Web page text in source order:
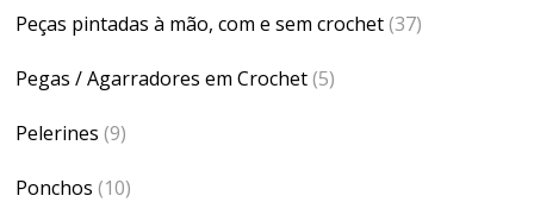
Peças pintadas à mão, com e sem crochet(37)
Pegas / Agarradores em Crochet(5)
Pelerines (9)
Ponchos (10)